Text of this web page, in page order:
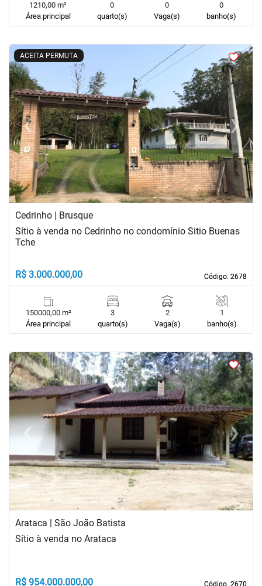
1210,00 m²
Área principal
0
quarto(s)
0
Vaga(s)
0
banho(s)
ACEITA PERMUTA
<<<
‹Previous ›Next
Cedrinho | Brusque
Código. 2678
Código. 2678
Sítio à venda no Cedrinho no condomínio Sitio Buenas
Tche
R$ 3.000.000,00
150000,00 m²
Área principal
3
quarto(s)
2
Vaga(s)
1
banho(s)
<<<<
‹Previous ›Next
Arataca | São João Batista
Código. 2670
Código. 2670
Sítio à venda no Arataca
R$ 954.000.000,00